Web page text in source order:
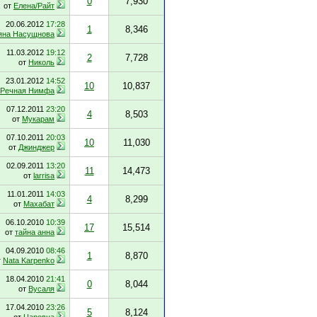
от Елена/Райт
20.06.2012 17:28
Насущнова 1 8,346
11.03.2012 19:12
от Николь 2 7,728
23.01.2012 14:52
Речная Нимфа 10 10,837
07.12.2011 23:20
от Мукарам 4 8,503
07.10.2011 20:03
от Джинджер 10 11,030
02.09.2011 13:20
от larrisa 11 14,473
11.01.2011 14:03
от Махабат 4 8,299
06.10.2010 10:39
от тайна анна 17 15,514
04.09.2010 08:46
Nata Karpenko 1 8,870
18.04.2010 21:41
от Вусаля 0 8,044
17.04.2010 23:26
5 8,124